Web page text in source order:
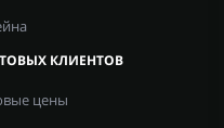
КЛИЕНТОВ
цены